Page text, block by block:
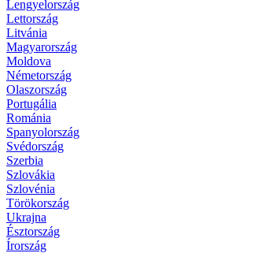
Lengyelország
Lettország
Litvánia
Magyarország
Moldova
Németország
Olaszország
Portugália
Románia
Spanyolország
Svédország
Szerbia
Szlovákia
Szlovénia
Törökország
Ukrajna
Észtország
Írország